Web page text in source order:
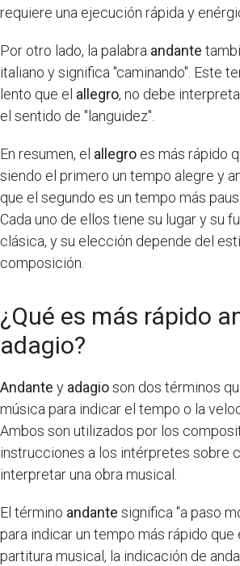
requiere una ejecución rápida y
Por otro lado, la palabra andante
italiano y significa "caminando". Este
lento que el allegro, no debe
el sentido de "languidez".
En resumen, el allegro es más rápido
siendo el primero un tempo alegre y
que el segundo es un tempo más
Cada uno de ellos tiene su lugar y su
clásica, y su elección depende del
composición.
¿Qué es más rápido
adagio?
Andante y adagioson dos términos
música para indicar el tempo o la
Ambos son utilizados por los
instrucciones a los intérpretes sobre
interpretar una obra musical.
El término andante significa "a paso
para indicar un tempo más rápido que
partitura musical, la indicación de